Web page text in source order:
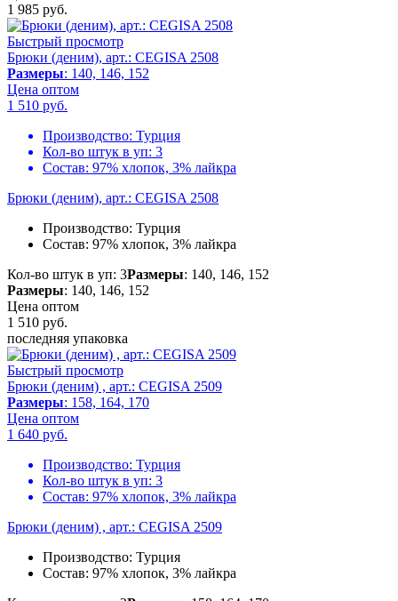
1 985 руб.
Быстрый просмотр
Брюки (деним), арт.: CEGISA 2508
Размеры: 140, 146, 152
Цена оптом
1 510 руб.
Производство: Турция
Кол-во штук в уп: 3
Состав: 97% хлопок, 3% лайкра
Брюки (деним), арт.: CEGISA 2508
Производство: Турция
Состав: 97% хлопок, 3% лайкра
Кол-во штук в уп: 3Размеры: 140, 146, 152
Размеры: 140, 146, 152
Цена оптом
1 510 руб.
последняя упаковка
Быстрый просмотр
Брюки (деним) , арт.: CEGISA 2509
Размеры: 158, 164, 170
Цена оптом
1 640 руб.
Производство: Турция
Кол-во штук в уп: 3
Состав: 97% хлопок, 3% лайкра
Брюки (деним) , арт.: CEGISA 2509
Производство: Турция
Состав: 97% хлопок, 3% лайкра